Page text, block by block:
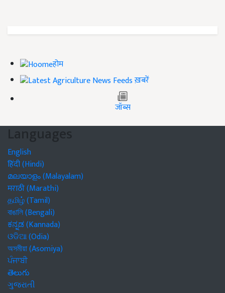
होम
ख़बरें
जॉब्स
Languages
English
हिंदी (Hindi)
മലയാളം (Malayalam)
मराठी (Marathi)
தமிழ் (Tamil)
বাঙালি (Bengali)
ಕನ್ನಡ (Kannada)
ଓଡିଆ (Odia)
অসমীয়া (Asomiya)
ਪੰਜਾਬੀ
తెలుగు
ગુજરાતી